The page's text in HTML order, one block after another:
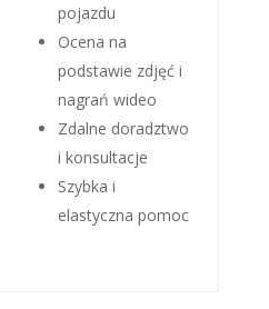
pojazdu
Ocena na
podstawie zdjęć i
nagrań wideo
Zdalne doradztwo
i konsultacje
Szybka i
elastyczna pomoc